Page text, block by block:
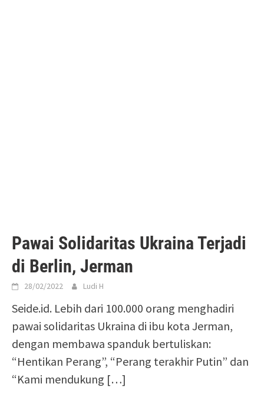
Pawai Solidaritas Ukraina Terjadi
di Berlin, Jerman
28/02/2022 Ludi H
Seide.id. Lebih dari 100.000 orang menghadiri
pawai solidaritas Ukraina di ibu kota Jerman,
dengan membawa spanduk bertuliskan:
“Hentikan Perang”, “Perang terakhir Putin” dan
“Kami mendukung […]